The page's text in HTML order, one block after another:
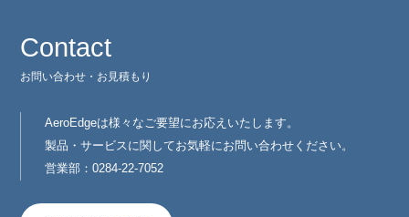
Contact
お問い合わせ・お見積もり
AeroEdgeは様々なご要望にお応えいたします。
製品・サービスに関してお気軽にお問い合わせください。
営業部：0284-22-7052